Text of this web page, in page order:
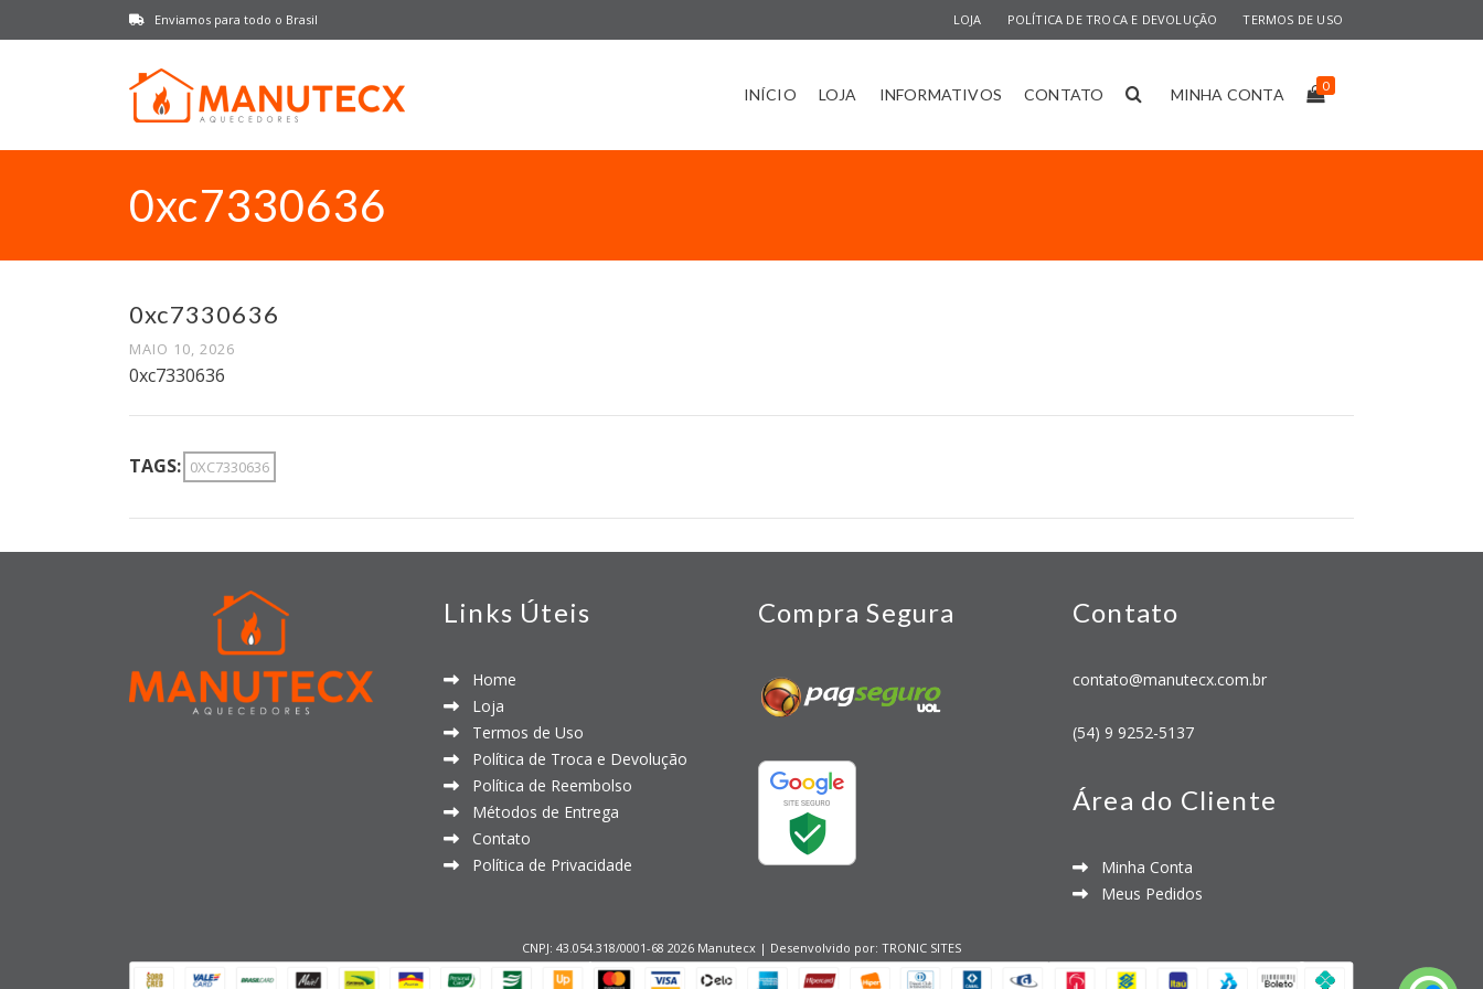
Enviamos para todo o Brasil LOJA POLÍTICA DE TROCA E DEVOLUÇÃO TERMOS DE USO
INÍCIO LOJA INFORMATIVOS CONTATO MINHA CONTA 0
0xc7330636
0xc7330636
MAIO 10, 2026
0xc7330636
TAGS: 0XC7330636
Links Úteis
Home
Loja
Termos de Uso
Política de Troca e Devolução
Política de Reembolso
Métodos de Entrega
Contato
Política de Privacidade
Compra Segura Contato
contato@manutecx.com.br
(54) 9 9252-5137
Área do Cliente
Minha Conta
Meus Pedidos
CNPJ: 43.054.318/0001-68 2026 Manutecx | Desenvolvido por: TRONIC SITES